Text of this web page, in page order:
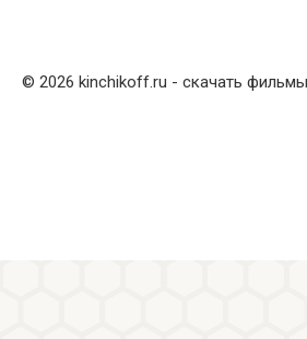
© 2026 kinchikoff.ru - скачать